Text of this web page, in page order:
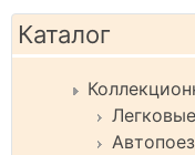
Каталог